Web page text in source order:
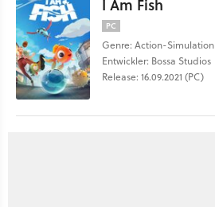
I Am Fish
PC
Genre: Action-Simulation
Entwickler: Bossa Studios
Release: 16.09.2021 (PC)